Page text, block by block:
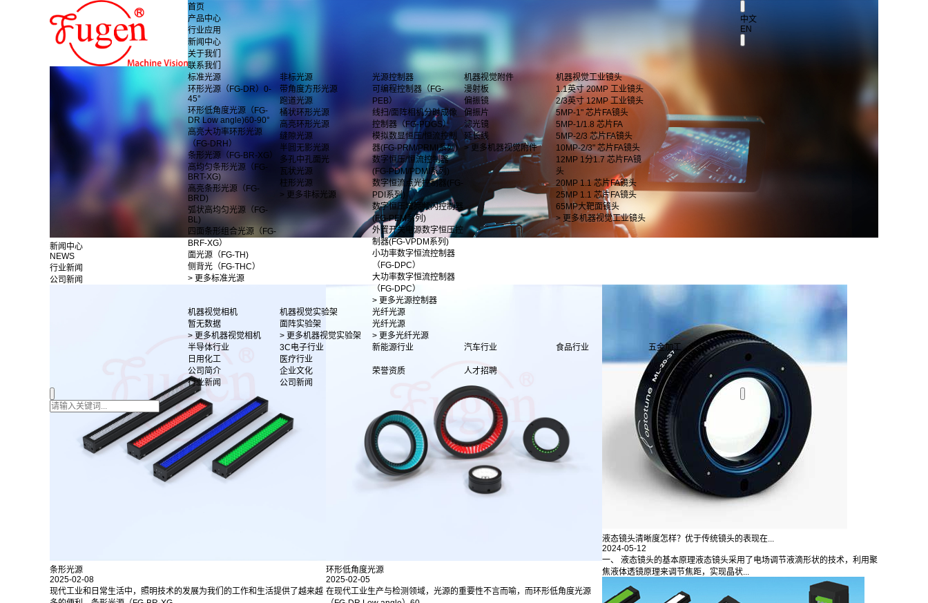
首页
产品中心
行业应用
新闻中心
关于我们
联系我们
标准光源
环形光源（FG-DR）0-
45°
环形低角度光源（FG-
DR Low angle)60-90°
高亮大功率环形光源
（FG-DRH）
条形光源（FG-BR-XG）
高均匀条形光源（FG-
BRT-XG)
高亮条形光源（FG-
BRD)
弧状高均匀光源（FG-
BL)
四面条形组合光源（FG-
BRF-XG）
面光源（FG-TH)
侧背光（FG-THC）
> 更多标准光源
非标光源
带角度方形光源
跑道光源
桶状环形光源
高亮环形光源
缝隙光源
半圆无影光源
多孔中孔面光
瓦状光源
柱形光源
> 更多非标光源
光源控制器
可编程控制器（FG-
PEB）
线扫/面阵相机分时成像
控制器（FG-PDGS）
模拟数显恒压/恒流控制
器(FG-PRM/PRMI系列)
数字恒压/恒流控制器
(FG-PDM/PDMI系列)
数字恒流点光控制器(FG-
PDI系列)
数字恒压增亮频闪控制器
(FG-PEM系列)
外置开关电源数字恒压控
制器(FG-VPDM系列)
小功率数字恒流控制器
（FG-DPC）
大功率数字恒流控制器
（FG-DPC）
> 更多光源控制器
机器视觉附件
漫射板
偏振镜
偏振片
滤光镜
延长线
> 更多机器视觉附件
机器视觉工业镜头
1.1英寸 20MP 工业镜头
2/3英寸 12MP 工业镜头
5MP-1" 芯片FA镜头
5MP-1/1.8 芯片FA
5MP-2/3 芯片FA镜头
10MP-2/3" 芯片FA镜头
12MP 1分1.7 芯片FA镜
头
20MP 1.1 芯片FA镜头
25MP 1.1 芯片FA镜头
65MP大靶面镜头
> 更多机器视觉工业镜头
机器视觉相机
暂无数据
> 更多机器视觉相机
机器视觉实验架
面阵实验架
> 更多机器视觉实验架
光纤光源
光纤光源
> 更多光纤光源
半导体行业
3C电子行业 新能源行业 汽车行业 食品行业
五金加工
日用化工
医疗行业
公司简介
企业文化 荣誉资质
人才招聘
行业新闻
公司新闻
中文
EN
新闻中心
NEWS
行业新闻
公司新闻
条形光源
2025-02-08
现代工业和日常生活中，照明技术的发展为我们的工作和生活提供了越来越
环形低角度光源
2025-02-05
在现代工业生产与检测领域，光源的重要性不言而喻，而环形低角度光源
液态镜头清晰度怎样？优于传统镜头的表现在...
2024-05-12
一、 液态镜头的基本原理液态镜头采用了电场调节液滴形状的技术，利用聚
焦液体透镜原理来调节焦距，实现晶状...